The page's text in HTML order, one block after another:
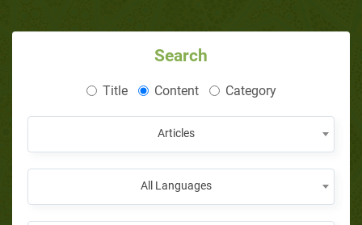
Search
Title Content Category
Articles
All Languages